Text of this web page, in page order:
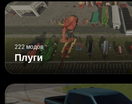
222 модов
Плуги